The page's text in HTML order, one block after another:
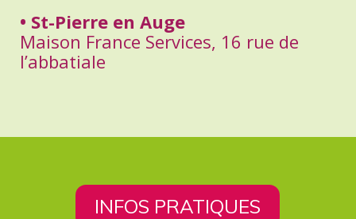
• St-Pierre en Auge
Maison France Services, 16 rue de
l’abbatiale
INFOS PRATIQUES